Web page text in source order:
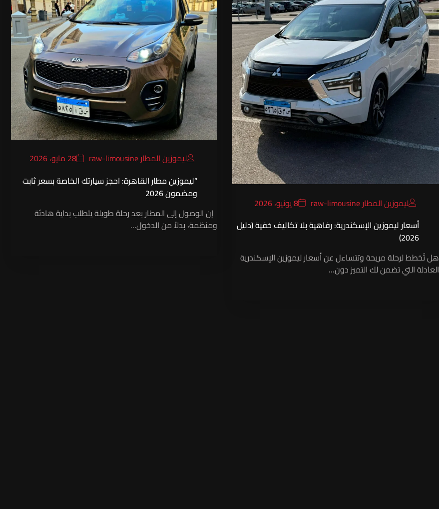
ليموزين المطار raw-limousine
8 يونيو، 2026
أسعار ليموزين الإسكندرية: رفاهية بلا تكاليف خفية (دليل
2026)
هل تُخطط لرحلة مريحة وتتساءل عن أسعار ليموزين الإسكندرية
العادلة التي تضمن لك التميز دون…
ليموزين المطار raw-limousine
28 مايو، 2026
“ليموزين مطار القاهرة: احجز سيارتك الخاصة بسعر ثابت
ومضمون 2026
إن الوصول إلى المطار بعد رحلة طويلة يتطلب بداية هادئة
ومنظمة، بدلاً من الدخول…